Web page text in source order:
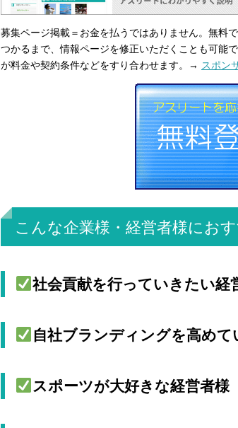
募集ページ掲載＝お金を払うではありません。無料
つかるまで、情報ページを修正いただくことも可能
が料金や契約条件などをすり合わせます。→ スポン
こんな企業様・経営者様にお
社会貢献を行っていきたい経
自社ブランディングを高めて
スポーツが大好きな経営者様